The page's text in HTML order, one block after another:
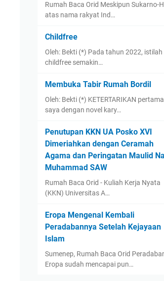
Rumah Baca Orid Meskipun Sukarno-
atas nama rakyat Ind…
Childfree
Oleh: Bekti (*) Pada tahun 2022, istilah
childfree semakin…
Membuka Tabir Rumah Bordil
Oleh: Bekti (*) KETERTARIKAN pertama
saya dengan novel kary…
Penutupan KKN UA Posko XVI
Dimeriahkan dengan Ceramah
Agama dan Peringatan Maulid
Muhammad SAW
Rumah Baca Orid - Kuliah Kerja Nyata
(KKN) Universitas A…
Eropa Mengenal Kembali
Peradabannya Setelah Kejayaan
Islam
Sumenep, Rumah Baca Orid
Eropa sudah mencapai pun…